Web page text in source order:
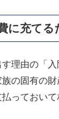
に充て
理由の「
の固有の
っておい